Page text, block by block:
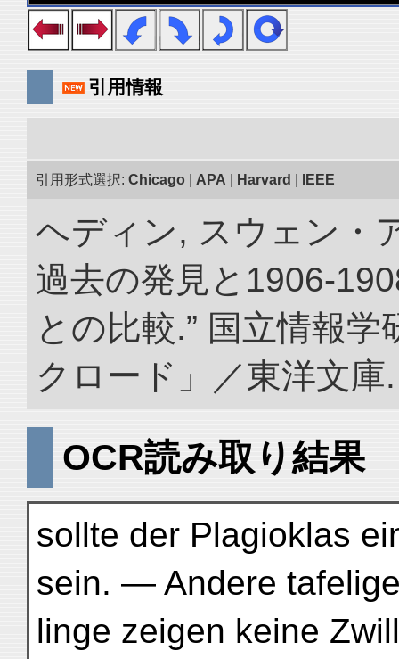
引用情報
引用形式選択: Chicago APA Harvard IEEE
ヘディン, スウェン・
過去の発見と1906-
との比較.” 国立情報
クロード」／東洋文
OCR読み取り結果
sollte der Plagioklas
sein. — Andere
linge zeigen keine